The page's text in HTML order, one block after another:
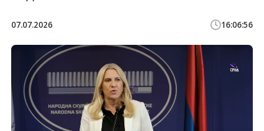
07.07.2026 16:06:56